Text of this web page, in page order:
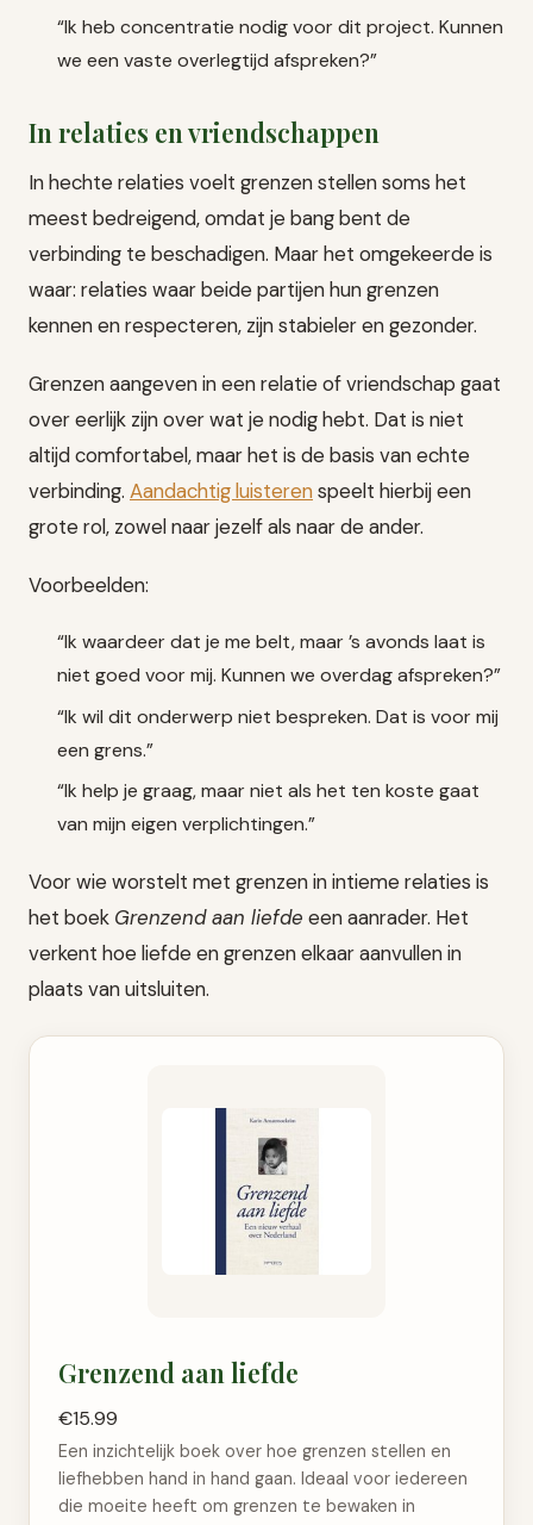
“Ik heb concentratie nodig voor dit project. Kunnen
we een vaste overlegtijd afspreken?”
In relaties en vriendschappen
In hechte relaties voelt grenzen stellen soms het
meest bedreigend, omdat je bang bent de
verbinding te beschadigen. Maar het omgekeerde is
waar: relaties waar beide partijen hun grenzen
kennen en respecteren, zijn stabieler en gezonder.
Grenzen aangeven in een relatie of vriendschap gaat
over eerlijk zijn over wat je nodig hebt. Dat is niet
altijd comfortabel, maar het is de basis van echte
verbinding. Aandachtig luisterenspeelt hierbij een
grote rol, zowel naar jezelf als naar de ander.
Voorbeelden:
“Ik waardeer dat je me belt, maar ’s avonds laat is
niet goed voor mij. Kunnen we overdag afspreken?”
“Ik wil dit onderwerp niet bespreken. Dat is voor mij
een grens.”
“Ik help je graag, maar niet als het ten koste gaat
van mijn eigen verplichtingen.”
Voor wie worstelt met grenzen in intieme relaties is
het boek Grenzend aan liefde een aanrader. Het
verkent hoe liefde en grenzen elkaar aanvullen in
plaats van uitsluiten.
Grenzend aan liefde
€15.99
Een inzichtelijk boek over hoe grenzen stellen en
liefhebben hand in hand gaan. Ideaal voor iedereen
die moeite heeft om grenzen te bewaken in